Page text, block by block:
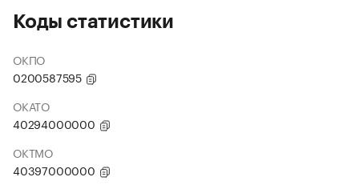
Коды статистики
ОКПО
0200587595
ОКАТО
40294000000
ОКТМО
40397000000